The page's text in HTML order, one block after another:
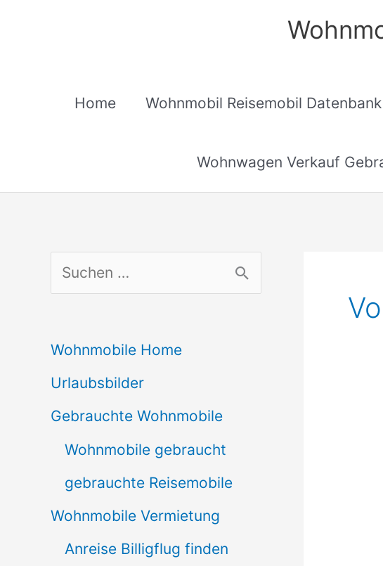
Home Wohnmobil Reisemobil Datenbank
Wohnwagen Verkauf
u
h
e
n
Wohnmobile Home
Urlaubsbilder
Gebrauchte Wohnmobile
Wohnmobile gebraucht
gebrauchte Reisemobile
Wohnmobile Vermietung
Anreise Billigflug finden